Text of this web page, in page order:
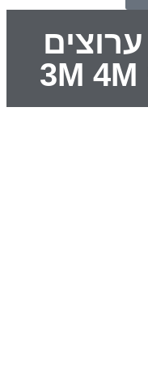
מתג דימר 3 ערוצים